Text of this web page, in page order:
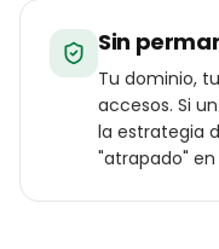
Sin
Tu dominio,
accesos. Si
la estrategia
"atrapado"